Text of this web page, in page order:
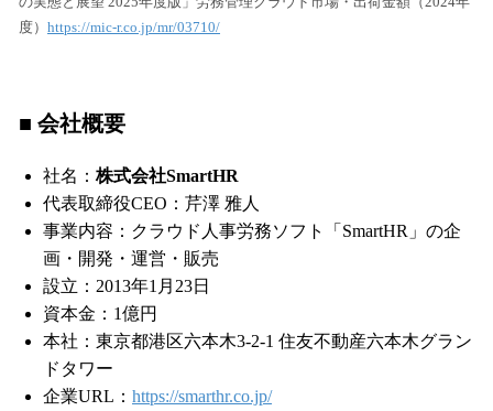
度） https://mic-r.co.jp/mr/03710/
■ 会社概要
社名： 株式会社SmartHR
代表取締役CEO：芹澤 雅人
事業内容：クラウド人事労務ソフト「SmartHR」の企
画・開発・運営・販売
設立：2013年1月23日
資本金：1億円
本社：東京都港区六本木3-2-1 住友不動産六本木グラン
ドタワー
企業URL：​ https://smarthr.co.jp/